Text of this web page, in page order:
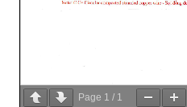
Page 1 / 1